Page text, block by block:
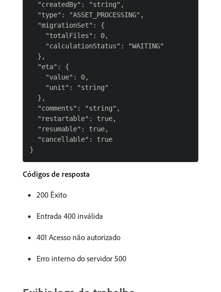
  "createdBy": "string",
  "type": "ASSET_PROCESSING",
  "migrationSet": {
    "totalFiles": 0,
    "calculationStatus": "WAITING"
  },
  "eta": {
    "value": 0,
    "unit": "string"
  },
  "comments": "string",
  "restartable": true,
  "resumable": true,
  "cancellable": true
Códigos de resposta
200 Êxito
Entrada 400 inválida
401 Acesso não autorizado
Erro interno do servidor 500